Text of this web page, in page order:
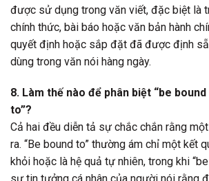
được sử dụng trong văn viết, đặc biệt là
chính thức, bài báo hoặc văn bản hành
quyết định hoặc sắp đặt đã được định
dùng trong văn nói hàng ngày.
8. Làm thế nào để phân biệt “be
to”?
Cả hai đều diễn tả sự chắc chắn rằng
ra. “Be bound to” thường ám chỉ một kết
khỏi hoặc là hệ quả tự nhiên, trong khi